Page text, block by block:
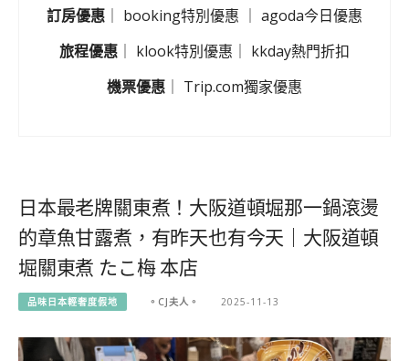
訂房優惠 booking特別優惠
agoda今日優惠
旅程優惠
klook特別優惠
kkday熱門折扣
機票優惠
Trip.com獨家優惠
日本最老牌關東煮！大阪道頓堀那一鍋滾燙
的章魚甘露煮，有昨天也有今天｜大阪道頓
堀關東煮 たこ梅 本店
品味日本輕奢度假地 。CJ夫人。 2025-11-13